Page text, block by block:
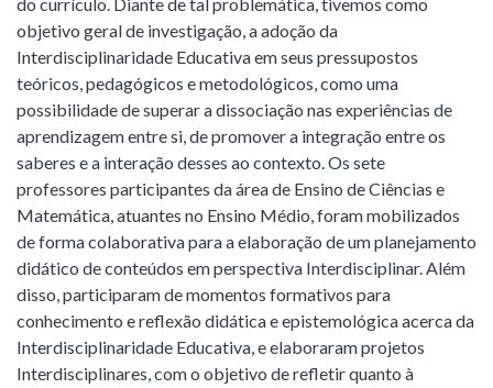
objetivo geral de investigação, a adoção da
Interdisciplinaridade Educativa em seus pressupostos
teóricos, pedagógicos e metodológicos, como uma
possibilidade de superar a dissociação nas experiências de
aprendizagem entre si, de promover a integração entre os
saberes e a interação desses ao contexto. Os sete
professores participantes da área de Ensino de Ciências e
Matemática, atuantes no Ensino Médio, foram mobilizados
de forma colaborativa para a elaboração de um planejamento
didático de conteúdos em perspectiva Interdisciplinar. Além
disso, participaram de momentos formativos para
conhecimento e reflexão didática e epistemológica acerca da
Interdisciplinaridade Educativa, e elaboraram projetos
Interdisciplinares, com o objetivo de refletir quanto à